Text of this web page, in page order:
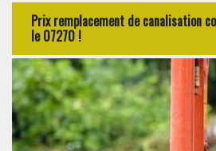
Prix remplacement de canalisation
le 07270 !